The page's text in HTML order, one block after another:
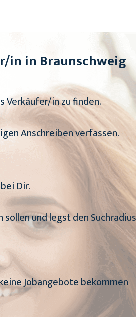
in in Braunschweig
Verkäufer/in zu finden.
Anschreiben verfassen.
Dir.
und legst den Suchradius
Jobangebote bekommen